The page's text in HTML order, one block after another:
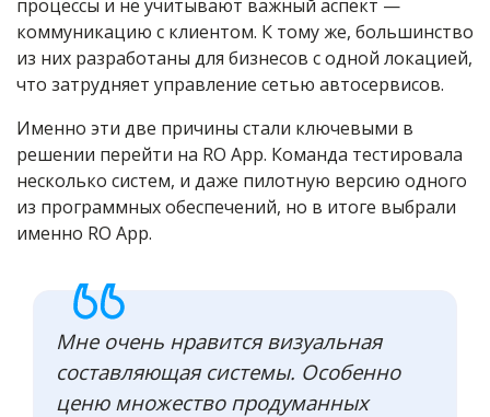
процессы и не учитывают важный аспект —
коммуникацию с клиентом. К тому же, большинство
из них разработаны для бизнесов с одной локацией,
что затрудняет управление сетью автосервисов.
Именно эти две причины стали ключевыми в
решении перейти на RO App. Команда тестировала
несколько систем, и даже пилотную версию одного
из программных обеспечений, но в итоге выбрали
именно RO App.
Мне очень нравится визуальная
составляющая системы. Особенно
ценю множество продуманных